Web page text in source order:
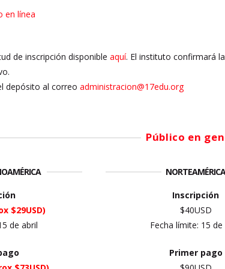
en línea
de inscripción disponibleaquí. El instituto confirmará
depósito al correoadministracion@17edu.org
Público en
$29USD)
de abril
Inscripción
$40USD
Fecha límite: 15 de
Primer pago